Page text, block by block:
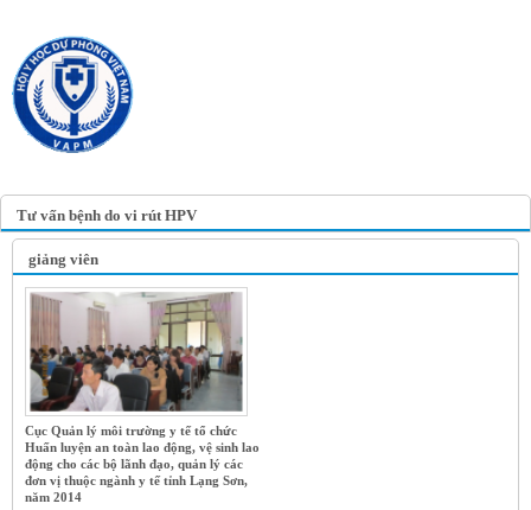
Tư vấn bệnh do vi rút HPV
giảng viên
Cục Quản lý môi trường y tế tổ chức
Huấn luyện an toàn lao động, vệ sinh lao
động cho các bộ lãnh đạo, quản lý các
đơn vị thuộc ngành y tế tỉnh Lạng Sơn,
năm 2014